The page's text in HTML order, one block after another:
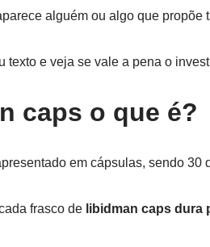
alguém ou algo que
texto e veja se vale a pena o
caps o que é?
em cápsulas, sendo
frasco de libidman caps dura